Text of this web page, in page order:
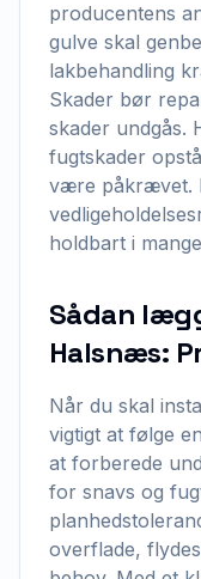
producentens
gulve skal
lakbehandling
Skader bør
skader undgås.
fugtskader
være påkrævet.
holdbart i
Sådan
Halsnæs:
Når du skal
vigtigt at følge
at forberede
for snavs og
overflade,